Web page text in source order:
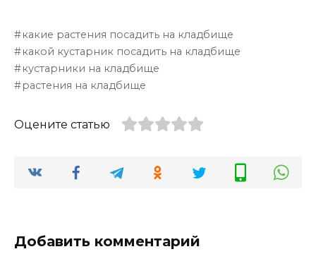
какие растения посадить на кладбище
какой кустарник посадить на кладбище
кустарники на кладбище
растения на кладбище
Оцените статью
Добавить комментарий